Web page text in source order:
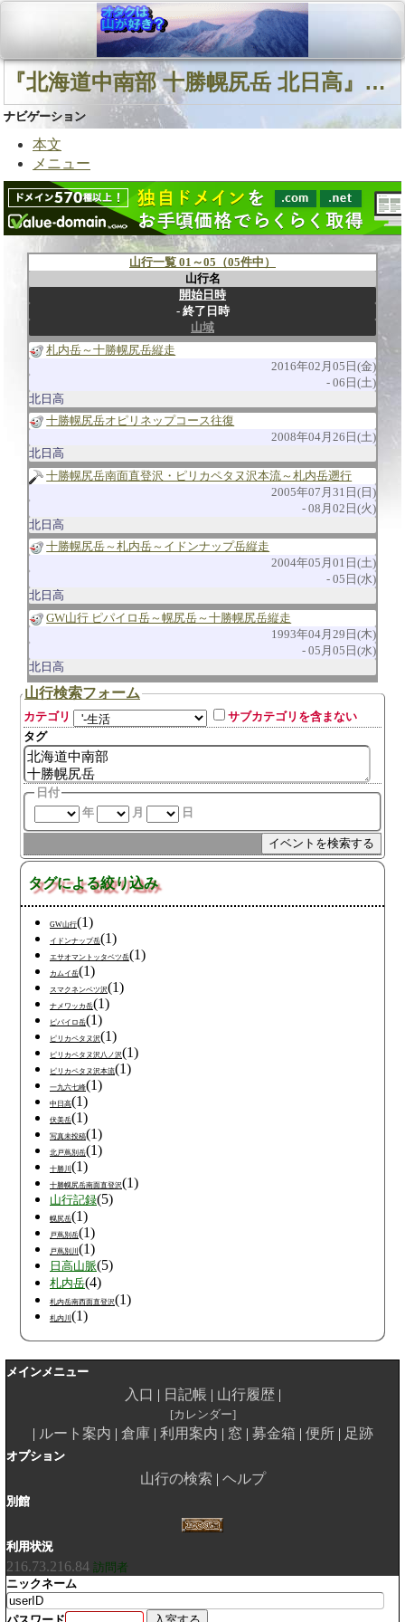
『北海道中南部 十勝幌尻岳 北日高』に関連する山行
ナビゲーション
本文
メニュー
山行一覧 01～05（05件中）
山行名
開始日時
終了日時
山域
札内岳～十勝幌尻岳縦走
2016年02月05日(金)
06日(土)
北日高
十勝幌尻岳オピリネップコース往復
2008年04月26日(土)
北日高
十勝幌尻岳南面直登沢・ピリカペタヌ沢本流～札内岳遡行
2005年07月31日(日)
08月02日(火)
北日高
十勝幌尻岳～札内岳～イドンナップ岳縦走
2004年05月01日(土)
05日(水)
北日高
GW山行 ピパイロ岳～幌尻岳～十勝幌尻岳縦走
1993年04月29日(木)
05月05日(水)
北日高
山行検索フォーム
カテゴリ
サブカテゴリを含まない
タグ
日付
年
月 日
タグによる絞り込み
GW山行(1)
イドンナップ岳(1)
エサオマントッタベツ岳(1)
カムイ岳(1)
スマクネンベツ沢(1)
ナメワッカ岳(1)
ピパイロ岳(1)
ピリカペタヌ沢(1)
ピリカペタヌ沢八ノ沢(1)
ピリカペタヌ沢本流(1)
一九六七峰(1)
中日高(1)
伏美岳(1)
写真未投稿(1)
北戸蔦別岳(1)
十勝川 (1)
十勝幌尻岳南面直登沢(1)
山行記録(5)
幌尻岳(1)
戸蔦別岳(1)
戸蔦別川 (1)
日高山脈(5)
札内岳(4)
札内岳南西面直登沢(1)
札内川 (1)
メインメニュー
入口 日記帳 山行履歴
カレンダー
ルート案内 倉庫 利用案内 窓 募金箱 便所 足跡
オプション
山行の検索 ヘルプ
別館
利用状況
216.73.216.84 訪問者
ニックネーム